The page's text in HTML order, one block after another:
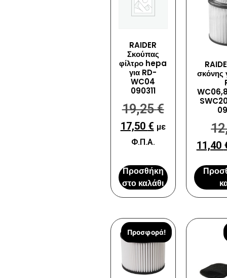
RAIDER
Σκούπας
φίλτρο hepa
για RD-
WC04
090311
19,25€
17,50 € με
Φ.Π.Α.
Προσθήκη
στο καλάθι
σκόνης
11,40
Προσφορά!